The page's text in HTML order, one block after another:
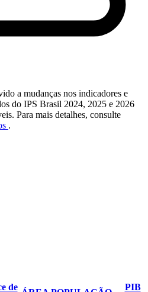
a mudanças nos indicadores e
do IPS Brasil 2024, 2025 e 2026
Para mais detalhes, consulte
.
de PIB